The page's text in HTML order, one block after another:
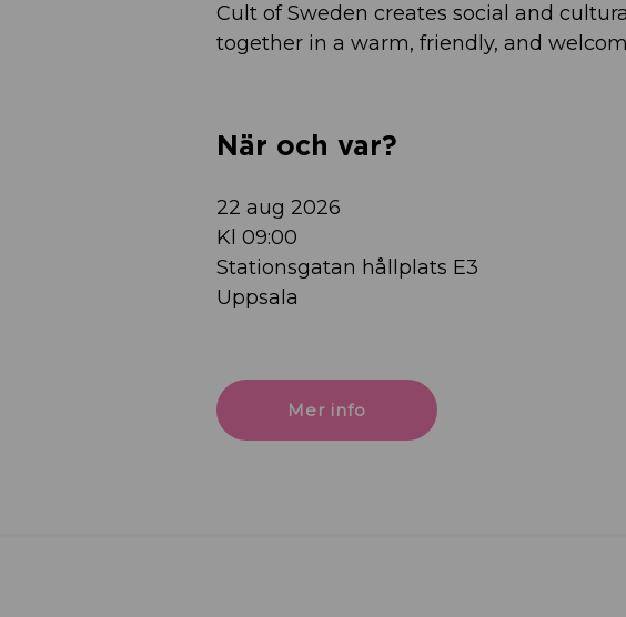
Cult of Sweden creates social and
together in a warm, friendly, and
När och var?
22 aug 2026
Kl 09:00
Stationsgatan hållplats E3
Uppsala
Mer info